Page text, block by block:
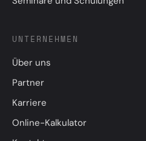
UNTERNEHMEN
Über uns
Partner
Karriere
Online-Kalkulator